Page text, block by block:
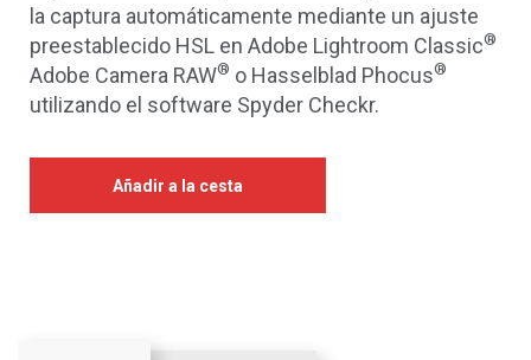
la captura automáticamente mediante un ajuste
preestablecido HSL en Adobe Lightroom Classic®
Adobe Camera RAW® o Hasselblad Phocus®
utilizando el software Spyder Checkr.
Añadir a la cesta